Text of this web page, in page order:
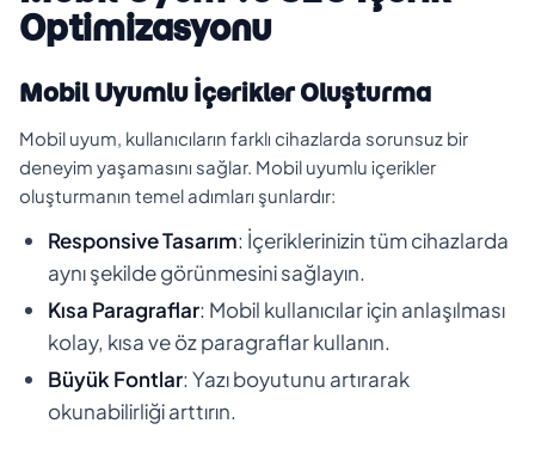
Optimizasyonu
Mobil Uyumlu İçerikler Oluşturma
Mobil uyum, kullanıcıların farklı cihazlarda sorunsuz bir
deneyim yaşamasını sağlar. Mobil uyumlu içerikler
oluşturmanın temel adımları şunlardır:
Responsive Tasarım: İçeriklerinizin tüm cihazlarda
aynı şekilde görünmesini sağlayın.
Kısa Paragraflar: Mobil kullanıcılar için anlaşılması
kolay, kısa ve öz paragraflar kullanın.
Büyük Fontlar: Yazı boyutunu artırarak
okunabilirliği arttırın.